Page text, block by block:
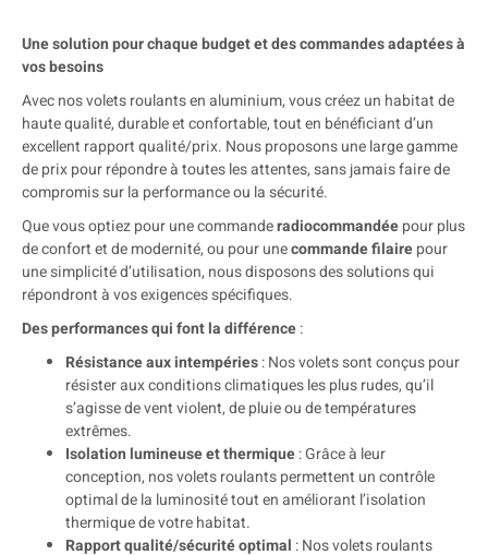
Une solution pour chaque budget et des commandes adaptées à
vos besoins
Avec nos volets roulants en aluminium, vous créez un habitat de
haute qualité, durable et confortable, tout en bénéficiant d’un
excellent rapport qualité/prix. Nous proposons une large gamme
de prix pour répondre à toutes les attentes, sans jamais faire de
compromis sur la performance ou la sécurité.
Que vous optiez pour une commanderadiocommandéepour plus
de confort et de modernité, ou pour unecommande filairepour
une simplicité d’utilisation, nous disposons des solutions qui
répondront à vos exigences spécifiques.
Des performances qui font la différence:
Résistance aux intempéries: Nos volets sont conçus pour
résister aux conditions climatiques les plus rudes, qu’il
s’agisse de vent violent, de pluie ou de températures
extrêmes.
Isolation lumineuse et thermique: Grâce à leur
conception, nos volets roulants permettent un contrôle
optimal de la luminosité tout en améliorant l’isolation
thermique de votre habitat.
Rapport qualité/sécurité optimal : Nos volets roulants